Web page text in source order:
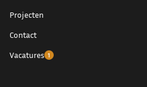
Projecten
Contact
Vacatures 1